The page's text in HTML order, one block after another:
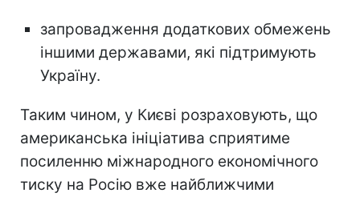
запровадження додаткових обмежень
іншими державами, які підтримують
Україну.
Таким чином, у Києві розраховують, що
американська ініціатива сприятиме
посиленню міжнародного економічного
тиску на Росію вже найближчими